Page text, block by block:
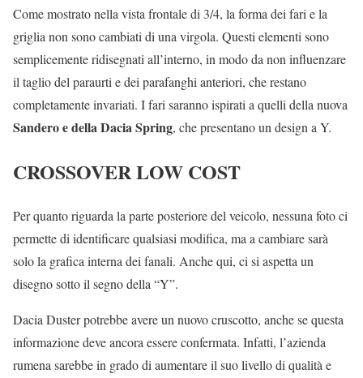
Come mostrato nella vista frontale di 3/4, la forma dei fari e la
griglia non sono cambiati di una virgola. Questi elementi sono
semplicemente ridisegnati all’interno, in modo da non influenzare
il taglio del paraurti e dei parafanghi anteriori, che restano
completamente invariati. I fari saranno ispirati a quelli della nuova
Sandero e della Dacia Spring, che presentano un design a Y.
CROSSOVER LOW COST
Per quanto riguarda la parte posteriore del veicolo, nessuna foto ci
permette di identificare qualsiasi modifica, ma a cambiare sarà
solo la grafica interna dei fanali. Anche qui, ci si aspetta un
disegno sotto il segno della “Y”.
Dacia Duster potrebbe avere un nuovo cruscotto, anche se questa
informazione deve ancora essere confermata. Infatti, l’azienda
rumena sarebbe in grado di aumentare il suo livello di qualità e